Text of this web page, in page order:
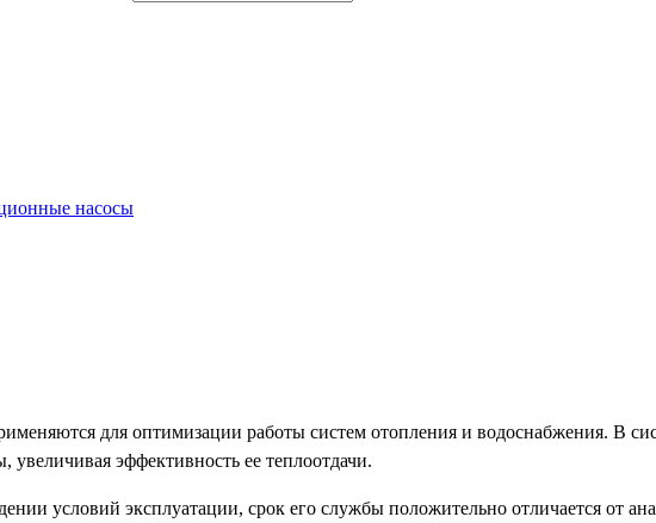
насосы
для оптимизации работы систем отопления и водоснабжения. В
увеличивая эффективность ее теплоотдачи.
условий эксплуатации, срок его службы положительно отличается от